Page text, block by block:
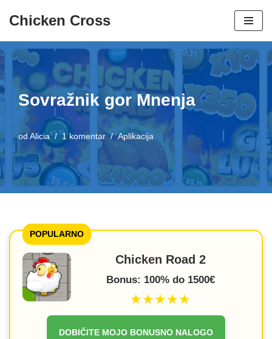
na
vsebino
Chicken Cross
Sovražnik gor Mnenja
od Alicia 1 komentar Aplikacija
POPULARNO
Chicken Road 2
Bonus: 100% do 1500€
★★★★★
DOBIČITE MOJO BONUSNO NALOGO